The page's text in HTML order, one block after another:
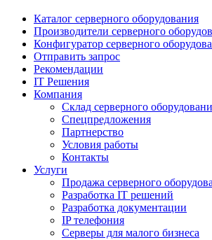
Каталог серверного оборудования
Производители серверного
Конфигуратор серверного
Отправить запрос
Рекомендации
IT Решения
Компания
Склад серверного
Спецпредложения
Партнерство
Условия работы
Контакты
Услуги
Продажа серверного
Разработка IT решений
Разработка документации
IP телефония
Серверы для малого бизнеса